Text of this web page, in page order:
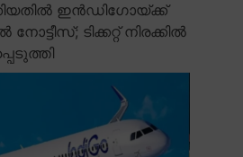
ഇൻഡിഗോയ്ക്ക്
ടിക്കറ്റ് നിരക്കിൽ